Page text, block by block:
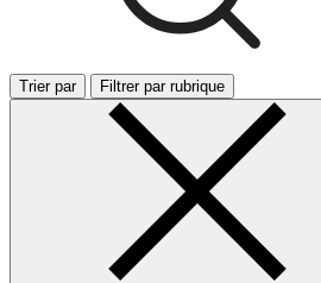
Trier par Filtrer par rubrique